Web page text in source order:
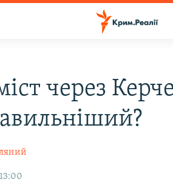
через